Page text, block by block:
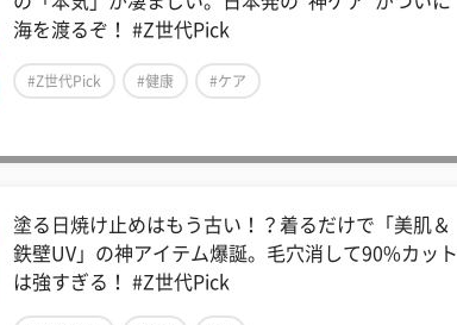
海を渡るぞ！ #Z世代Pick
#Z世代Pick #健康 #ケア
塗る日焼け止めはもう古い！？着るだけで「美肌＆
鉄壁UV」の神アイテム爆誕。毛穴消して90%カット
は強すぎる！ #Z世代Pick